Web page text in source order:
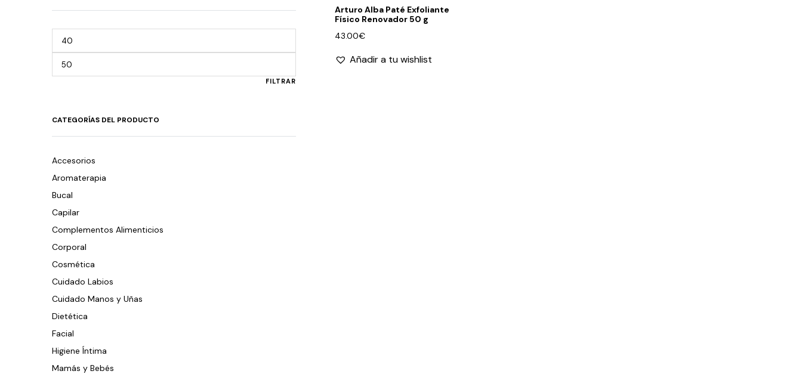
mínimo
máximo
FILTRAR
CATEGORÍAS DEL PRODUCTO
Accesorios
Aromaterapia
Bucal
Capilar
Complementos Alimenticios
Corporal
Cosmética
Cuidado Labios
Cuidado Manos y Uñas
Dietética
Facial
Higiene Íntima
Mamás y Bebés
Arturo Alba Paté Exfoliante
Físico Renovador 50 g
43.00€
Añadir a tu wishlist